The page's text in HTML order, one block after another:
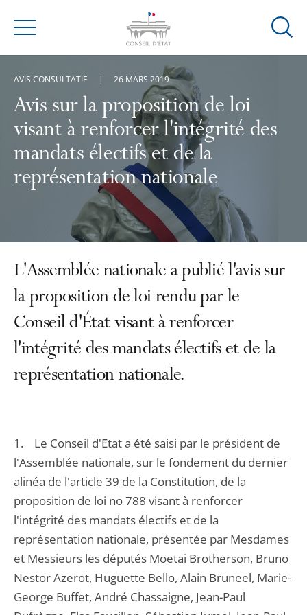
Menu
Ouvrir
Avis sur la proposition de loi
visant à renforcer l'intégrité des
mandats électifs et de la
représentation nationale
AVIS CONSULTATIF 26 MARS 2019
L'Assemblée nationale a publié l'avis sur
la proposition de loi rendu par le
Conseil d'État visant à renforcer
l'intégrité des mandats électifs et de la
représentation nationale.
1. Le Conseil d'Etat a été saisi par le président de
l'Assemblée nationale, sur le fondement du dernier
alinéa de l'article 39 de la Constitution, de la
proposition de loi no 788 visant à renforcer
l'intégrité des mandats électifs et de la
représentation nationale, présentée par Mesdames
et Messieurs les députés Moetai Brotherson, Bruno
Nestor Azerot, Huguette Bello, Alain Bruneel, Marie-
George Buffet, André Chassaigne, Jean-Paul